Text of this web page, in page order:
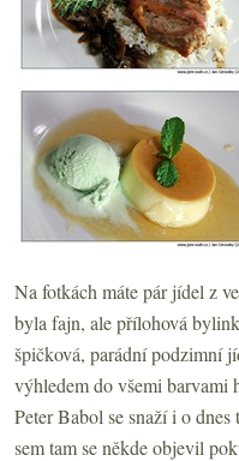
Na fotkách máte pár jídel z
byla fajn, ale přílohová
špičková, parádní podzimní
výhledem do všemi barvami
Peter Babol se snaží i o
sem tam se někde objevil